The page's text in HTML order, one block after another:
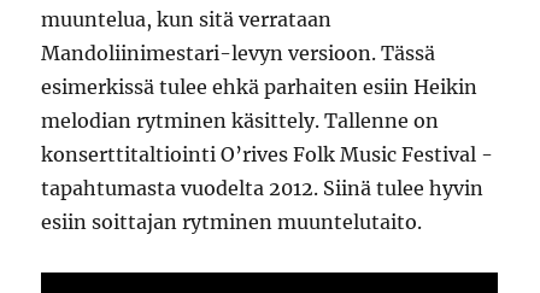
muuntelua, kun sitä verrataan
Mandoliinimestari-levyn versioon. Tässä
esimerkissä tulee ehkä parhaiten esiin Heikin
melodian rytminen käsittely. Tallenne on
konserttitaltiointi O’rives Folk Music Festival -
tapahtumasta vuodelta 2012. Siinä tulee hyvin
esiin soittajan rytminen muuntelutaito.